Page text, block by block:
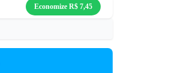
Economize R$7,45